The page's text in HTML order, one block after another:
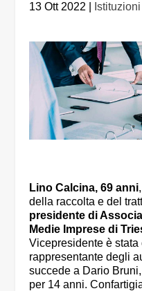
13 Ott 2022 Istituzioni
Lino Calcina, 69 anni
della raccolta e del
presidente di
Medie Imprese di
Vicepresidente è
rappresentante degli
succede a Dario
per 14 anni.